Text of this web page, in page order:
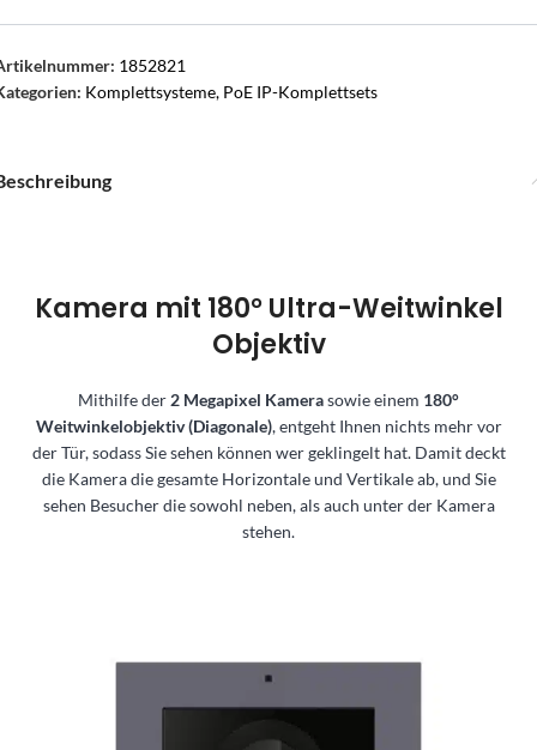
1852821
Komplettsysteme, PoE IP-Komplettsets
Kamera mit 180° Ultra-Weitwinkel
Objektiv
Mithilfe der 2 Megapixel Kamerasowie einem 180°
Weitwinkelobjektiv (Diagonale), entgeht Ihnen nichts mehr vor
der Tür, sodass Sie sehen können wer geklingelt hat. Damit deckt
die Kamera die gesamte Horizontale und Vertikale ab, und Sie
sehen Besucher die sowohl neben, als auch unter der Kamera
stehen.